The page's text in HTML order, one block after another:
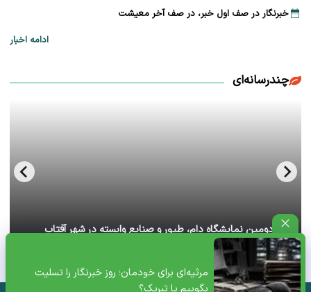
مرثیه‌ای برای خودمان؛ روز خبرنگار را تسلیت
بگوییم یا تبریک؟
خبرنگار در صف اول خبر، در صف آخر معیشت
ادامه اخبار
چندرسانه‌ای
آغاز دومین نمایشگاه دام، طیور و صنایع وابسته در شهر آفتاب
تهران+ ویدئو